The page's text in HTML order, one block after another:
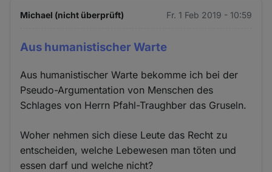
Michael (nicht überprüft) Fr. 1 Feb 2019 - 10:59
Aus humanistischer Warte
Aus humanistischer Warte bekomme ich bei der
Pseudo-Argumentation von Menschen des
Schlages von Herrn Pfahl-Traughber das Gruseln.
Woher nehmen sich diese Leute das Recht zu
entscheiden, welche Lebewesen man töten und
essen darf und welche nicht?